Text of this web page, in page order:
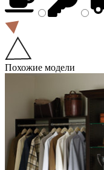
Похожие модели